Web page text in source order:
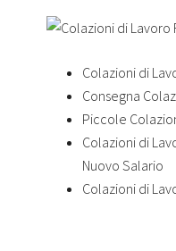
Colazioni di
Consegna
Piccole
Colazioni di
Nuovo Salario
Colazioni di